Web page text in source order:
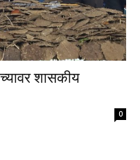
शासकीय
0